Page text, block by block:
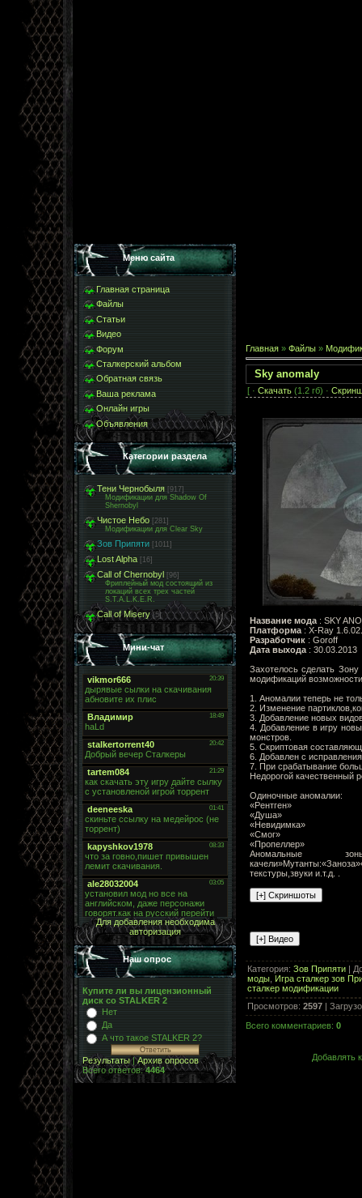
Меню сайта
Главная страница
Файлы
Статьи
Видео
Форум
Сталкерский альбом
Обратная связь
Ваша реклама
Онлайн игры
Объявления
Категории раздела
Тени Чернобыля [917]
Модификации для Shadow Of
Shernobyl
Чистое Небо [281]
Модификации для Clear Sky
Зов Припяти [1011]
Lost Alpha [16]
Call of Chernobyl [96]
Фриплейный мод состоящий из
локаций всех трех частей
S.T.A.L.K.E.R.
Call of Misery [5]
Мини-чат
Для добавления необходима
авторизация
Наш опрос
Купите ли вы лицензионный
диск со STALKER 2
Нет
Да
А что такое STALKER 2?
Результаты|Архив опросов
Всего ответов:4464
Главная » Файлы »
Sky anomaly
[ · Скачать (1.2 гб) ·
Название мода: SKY
Платформа: X-Ray 1.6.02.
Разработчик : Goroff
Дата выхода: 30.03.2013
Захотелось сделать
модификаций
1. Аномалии теперь не
2. Изменение
3. Добавление новых
4. Добавление в игру
монстров.
5. Скриптовая
6. Добавлен с
7. При срабатывание
Недорогой качественный
Одиночные аномалии:
«Рентген»
«Душа»
«Невидимка»
«Смог»
«Пропеллер»
Аномальные
текстуры,звуки и.т.д. .
Категория: Зов Припяти |
моды Игра сталкер зов
сталкер модификации
Просмотров: 2597 |
Всего комментариев: 0
Добавлять